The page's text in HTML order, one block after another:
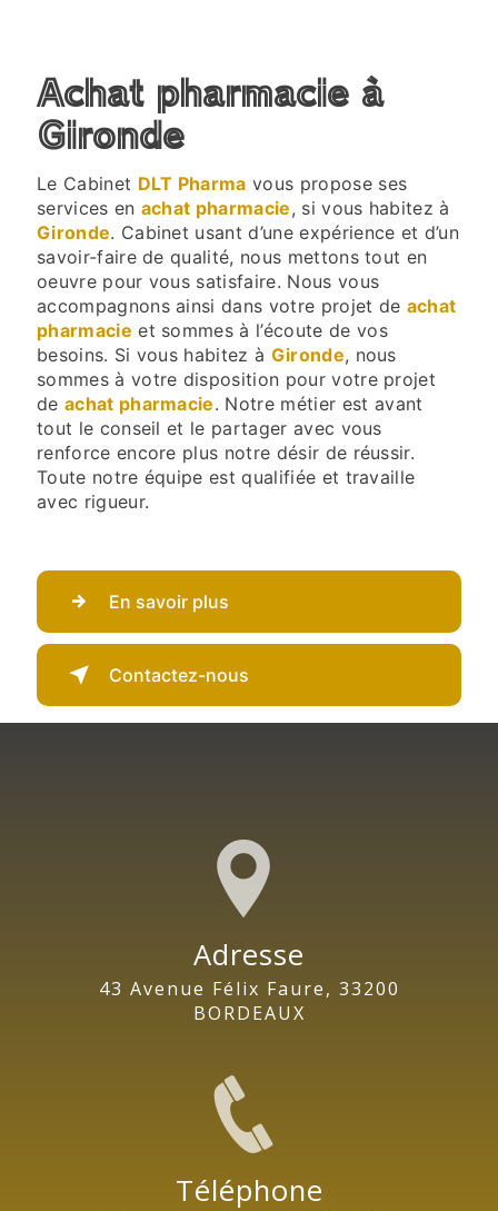
achat pharmacie à
Gironde
Le Cabinet DLT Pharma vous propose ses
services en achat pharmacie, si vous habitez à
Gironde. Cabinet usant d’une expérience et d’un
savoir-faire de qualité, nous mettons tout en
oeuvre pour vous satisfaire. Nous vous
accompagnons ainsi dans votre projet de achat
pharmacie et sommes à l’écoute de vos
besoins. Si vous habitez à Gironde, nous
sommes à votre disposition pour votre projet
de achat pharmacie. Notre métier est avant
tout le conseil et le partager avec vous
renforce encore plus notre désir de réussir.
Toute notre équipe est qualifiée et travaille
avec rigueur.
En savoir plus
Contactez-nous
Adresse
43 Avenue Félix Faure, 33200
BORDEAUX
Téléphone